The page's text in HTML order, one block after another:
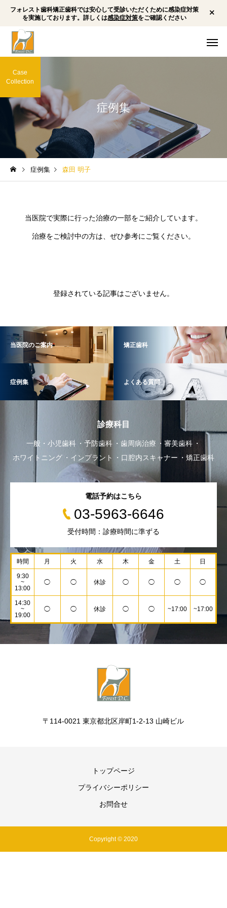
フォレスト歯科矯正歯科では安心して受診いただくために感染症対策
を実施しております。詳しくは感染症対策をご確認ください
一般・小児歯科
小児矯正 下顎劣成長 前
矯正歯科
顎変形症 外科矯正
症例集
Case
Collection
症例集 森田 明子
当医院で実際に行った治療の一部をご紹介しています。
治療をご検討中の方は、ぜひ参考にご覧ください。
登録されている記事はございません。
当医院のご案内 矯正歯科
症例集 よくある質問
診療科目
一般・小児歯科 予防歯科 歯周病治療
審美歯科
ホワイトニング
インプラント 口腔内スキャナー 矯正歯科
電話予約はこちら
03-5963-6646
受付時間：診療時間に準ずる
時間 月 火 水 木 金 土 日
9:30
~
13:00
◯ ◯ 休診 ◯ ◯ ◯ ◯
14:30
~
19:00
◯ ◯ 休診 ◯ ◯ ~17:00 ~17:00
〒114-0021 東京都北区岸町1-2-13 山崎ビル
トップページ
プライバシーポリシー
お問合せ
Copyright © 2020